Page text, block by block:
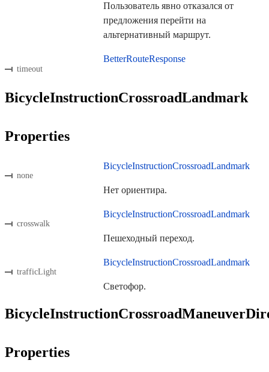
Пользователь явно отказался от
предложения перейти на
альтернативный маршрут.
timeout
BetterRouteResponse
BicycleInstructionCrossroadLandmark
Properties
none
BicycleInstructionCrossroadLandmark
Нет ориентира.
crosswalk
BicycleInstructionCrossroadLandmark
Пешеходный переход.
trafficLight
BicycleInstructionCrossroadLandmark
Светофор.
Properties